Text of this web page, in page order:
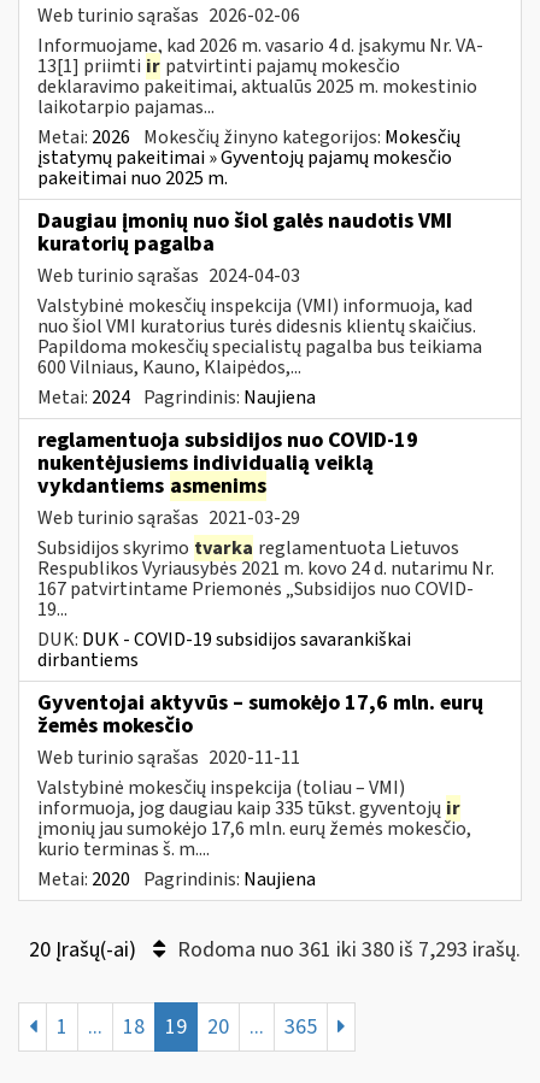
Web turinio sąrašas 2026-02-06
Informuojame, kad 2026 m. vasario 4 d. įsakymu Nr. VA-
13[1] priimti ir patvirtinti pajamų mokesčio
deklaravimo pakeitimai, aktualūs 2025 m. mokestinio
laikotarpio pajamas...
Metai: 2026 Mokesčių žinyno kategorijos: Mokesčių
įstatymų pakeitimai » Gyventojų pajamų mokesčio
pakeitimai nuo 2025 m.
Daugiau įmonių nuo šiol galės naudotis VMI
kuratorių pagalba
Web turinio sąrašas 2024-04-03
Valstybinė mokesčių inspekcija (VMI) informuoja, kad
nuo šiol VMI kuratorius turės didesnis klientų skaičius.
Papildoma mokesčių specialistų pagalba bus teikiama
600 Vilniaus, Kauno, Klaipėdos,...
Metai: 2024 Pagrindinis: Naujiena
reglamentuoja subsidijos nuo COVID-19
nukentėjusiems individualią veiklą
vykdantiems asmenims
Web turinio sąrašas 2021-03-29
Subsidijos skyrimo tvarka reglamentuota Lietuvos
Respublikos Vyriausybės 2021 m. kovo 24 d. nutarimu Nr.
167 patvirtintame Priemonės „Subsidijos nuo COVID-
19...
DUK: DUK - COVID-19 subsidijos savarankiškai
dirbantiems
Gyventojai aktyvūs – sumokėjo 17,6 mln. eurų
žemės mokesčio
Web turinio sąrašas 2020-11-11
Valstybinė mokesčių inspekcija (toliau – VMI)
informuoja, jog daugiau kaip 335 tūkst. gyventojų ir
įmonių jau sumokėjo 17,6 mln. eurų žemės mokesčio,
kurio terminas š. m....
Metai: 2020 Pagrindinis: Naujiena
20 Įrašų(-ai) Rodoma nuo 361 iki 380 iš 7,293 irašų.
1 ... 18 19 20 ... 365